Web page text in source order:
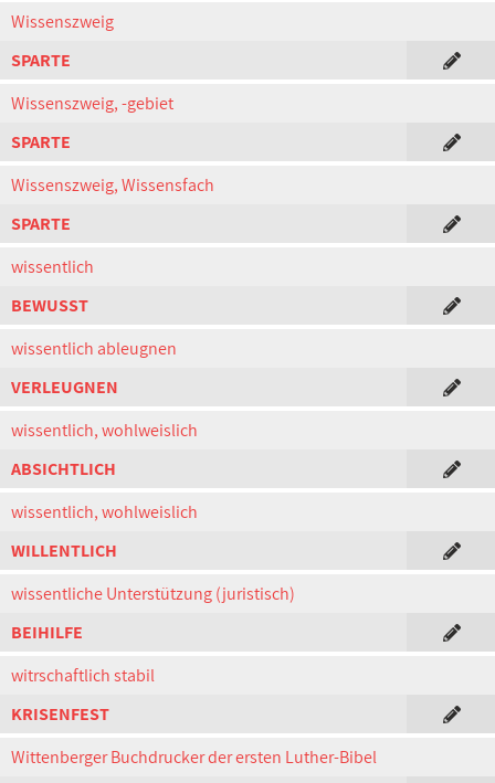
Wissenszweig
SPARTE
Wissenszweig, -gebiet
SPARTE
Wissenszweig, Wissensfach
SPARTE
wissentlich
BEWUSST
wissentlich ableugnen
VERLEUGNEN
wissentlich, wohlweislich
ABSICHTLICH
wissentlich, wohlweislich
WILLENTLICH
wissentliche Unterstützung (juristisch)
BEIHILFE
witrschaftlich stabil
KRISENFEST
Wittenberger Buchdrucker der ersten Luther-Bibel